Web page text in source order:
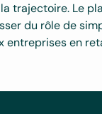
trajectoire. Le
du rôle de
en